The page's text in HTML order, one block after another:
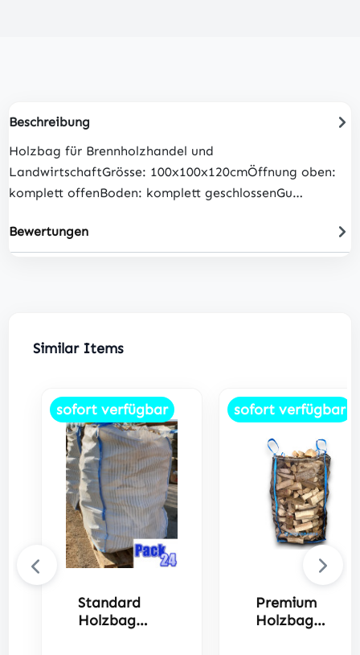
Beschreibung
Holzbag für Brennholzhandel und
LandwirtschaftGrösse: 100x100x120cmÖffnung oben:
komplett offenBoden: komplett geschlossenGu…
Bewertungen
Produktgalerie überspringen
Similar Items
sofort verfügbar
Standard
Holzbag
sofort verfügbar
Premium
Holzbag